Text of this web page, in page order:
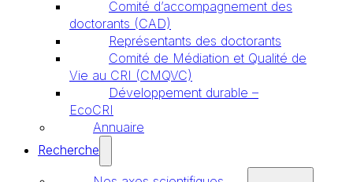
Comité d’accompagnement des
doctorants (CAD)
Représentants des doctorants
Comité de Médiation et Qualité de
Vie au CRI (CMQVC)
Développement durable –
EcoCRI
Annuaire
Recherche